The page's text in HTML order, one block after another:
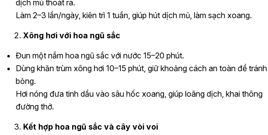
dịch mủ thoát ra.
Làm 2–3 lần/ngày, kiên trì 1 tuần, giúp hút dịch mủ, làm sạch xoang.
Xông hơi với hoa ngũ sắc
Đun một nắm hoa ngũ sắc với nước 15–20 phút.
Dùng khăn trùm xông hơi 10–15 phút, giữ khoảng cách an toàn để tránh
bỏng.
Hơi nóng đưa tinh dầu vào sâu hốc xoang, giúp loãng dịch, khai thông
đường thở.
Kết hợp hoa ngũ sắc và cây vòi voi